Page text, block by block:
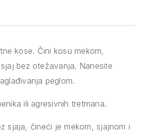
kose. Čini kosu mekom,
bez otežavanja. Nanesite
peglom.
ili agresivnih tretmana.
sjaja, čineći je mekom, sjajnom i